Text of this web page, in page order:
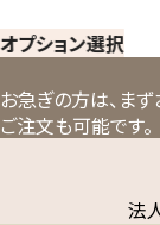
ション選択
お急ぎの方は、ま
ご注文も可能です。
法